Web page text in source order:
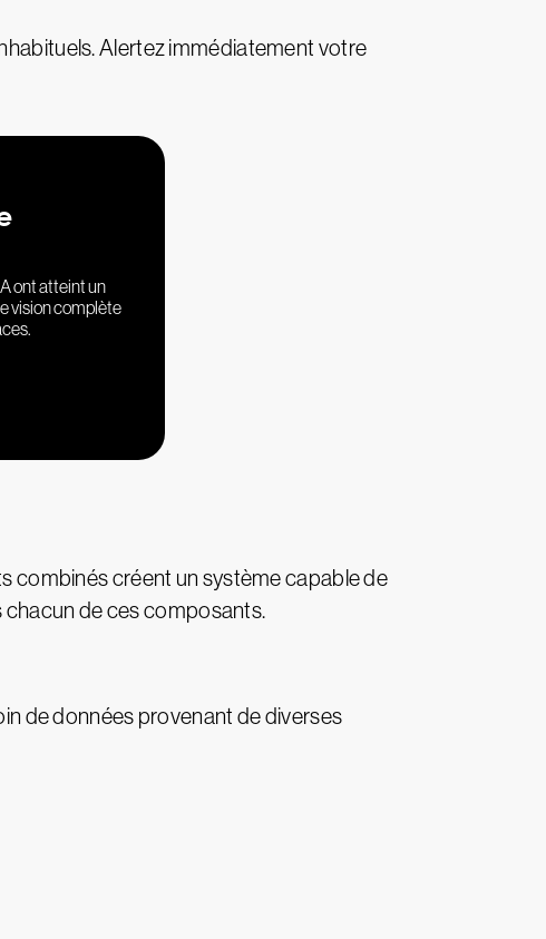
Alertez immédiatement votre
ont atteint un
vision complète
combinés créent un système capable de
chacun de ces composants.
de données provenant de diverses